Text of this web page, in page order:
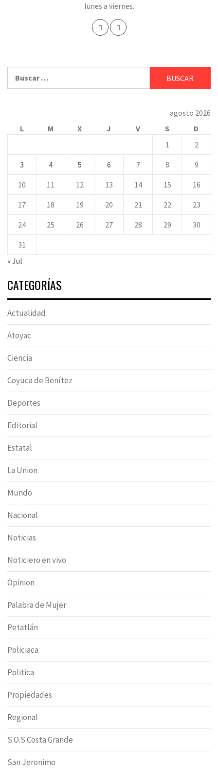
lunes a viernes.
agosto 2026
L
M X J V S
D
1
2
3 4 5 6 7 8 9
10 11 12 13 14 15 16
17 18 19 20 21 22 23
24 25 26 27 28 29 30
31
« Jul
CATEGORÍAS
Actualidad
Atoyac
Ciencia
Coyuca de Benítez
Deportes
Editorial
Estatal
La Union
Mundo
Nacional
Noticias
Noticiero en vivo
Opinion
Palabra de Mujer
Petatlán
Policiaca
Politica
Propiedades
Regional
S.O.S Costa Grande
San Jeronimo